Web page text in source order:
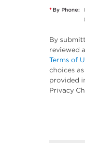
* By Phone:
By
reviewed
Terms of
choices
provided
Privacy